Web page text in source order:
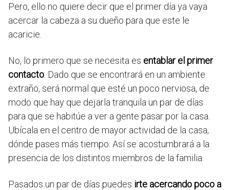
Pero, ello no quiere decir que el primer día ya vaya
acercar la cabeza a su dueño para que este le
acaricie.
No, lo primero que se necesita es entablar el primer
contacto . Dado que se encontrará en un ambiente
extraño, será normal que esté un poco nerviosa, de
modo que hay que dejarla tranquila un par de días
para que se habitúe a ver a gente pasar por la casa.
Ubícala en el centro de mayor actividad de la casa,
dónde pases más tiempo. Así se acostumbrará a la
presencia de los distintos miembros de la familia.
Pasados un par de días puedes irte acercando poco a